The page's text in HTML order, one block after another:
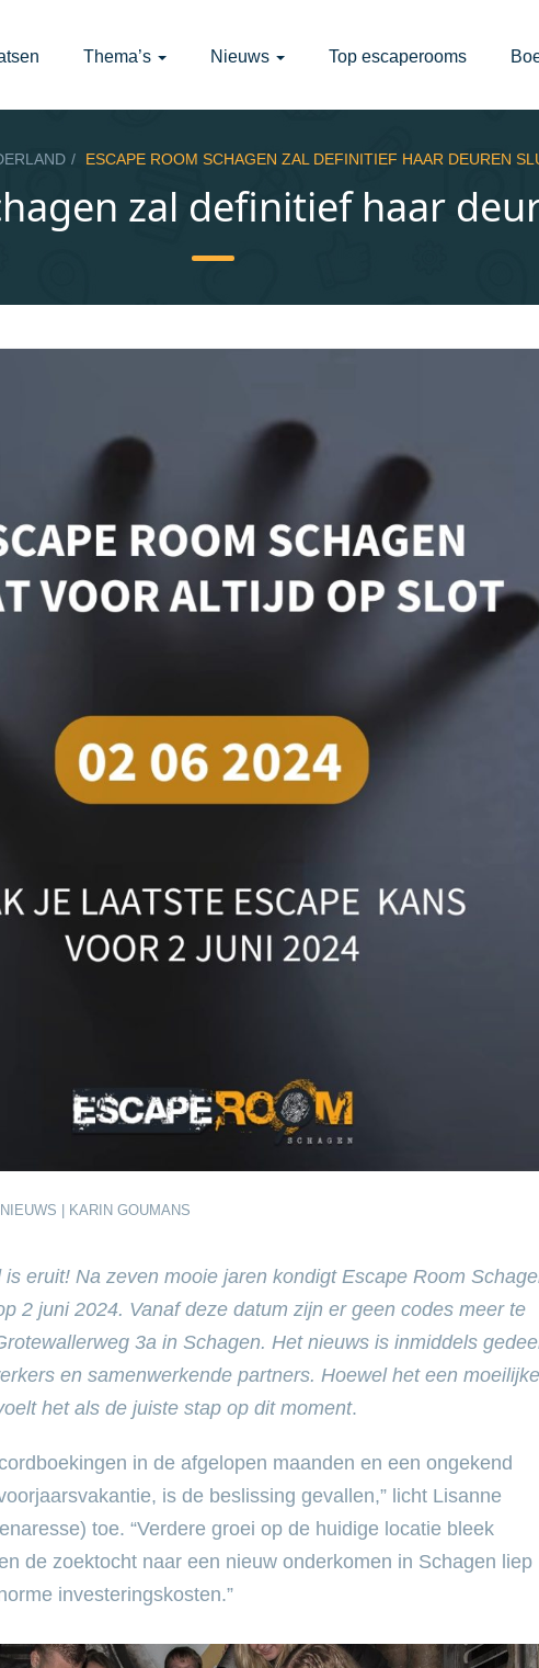
Thema’s Nieuws Top escaperooms
ESCAPE ROOM SCHAGEN ZAL DEFINITIEF HAAR DEUREN
zal definitief haar
NIEUWS | KARIN GOUMANS
eruit! Na zeven mooie jaren kondigt Escape Room
2 juni 2024. Vanaf deze datum zijn er geen codes meer te
3a in Schagen. Het nieuws is inmiddels
en samenwerkende partners. Hoewel het een moeilijke
het als de juiste stap op dit moment.
in de afgelopen maanden en een ongekend
is de beslissing gevallen,” licht Lisanne
toe. “Verdere groei op de huidige locatie bleek
de zoektocht naar een nieuw onderkomen in Schagen liep
investeringskosten.”